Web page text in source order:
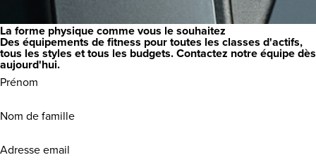
La forme physique comme vous le souhaitez
Des équipements de fitness pour toutes les classes d'actifs,
tous les styles et tous les budgets. Contactez notre équipe dès
aujourd'hui.
Prénom
(Requis)
Nom
de
(Requis)
Adresse
email